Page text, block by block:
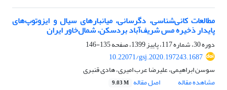
مطالعات کانی‌شناسی، دگرسانی، میانبارهای سیال و ایزوتوپ‌های
پایدار ذخیره مس شریف‌آباد بردسکن، شمال‌خاور ایران
دوره 30، شماره 117، پاییز 1399، صفحه
135-146
10.22071/gsj.2020.197243.1687
سوسن ابراهیمی، علیرضا عرب امیری، هادی قنبری
مشاهده مقاله
اصل مقاله 9.03 M